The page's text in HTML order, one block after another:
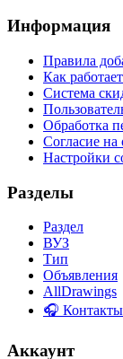
Информация
Правила
Как
Система
Обработка
Согласие
Настройки
Разделы
Раздел
ВУЗ
Тип
Объявления
AllDrawings
🎧 Контакты
Аккаунт